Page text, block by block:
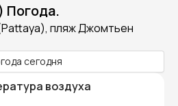
Погода.
пляж Джомтьен
сегодня
воздуха